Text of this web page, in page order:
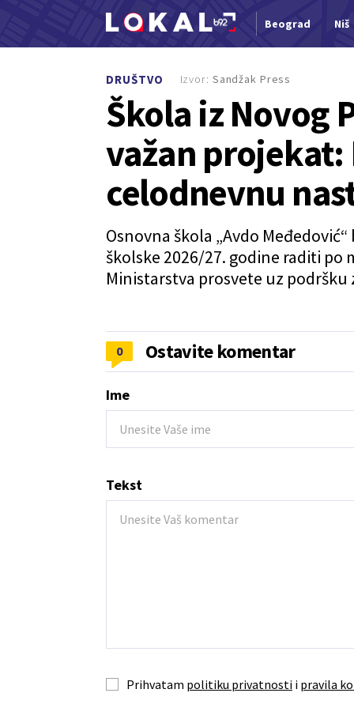
Beograd Niš
DRUŠTVO
Škola iz Novog
važan projekat:
celodnevnu
Osnovna škola „Avdo
školske 2026/27. godine raditi
Ministarstva prosvete uz
Izvor: Sandžak Press
0 Ostavite komentar
Ime
Tekst
Prihvatam politiku privatnosti i pravila